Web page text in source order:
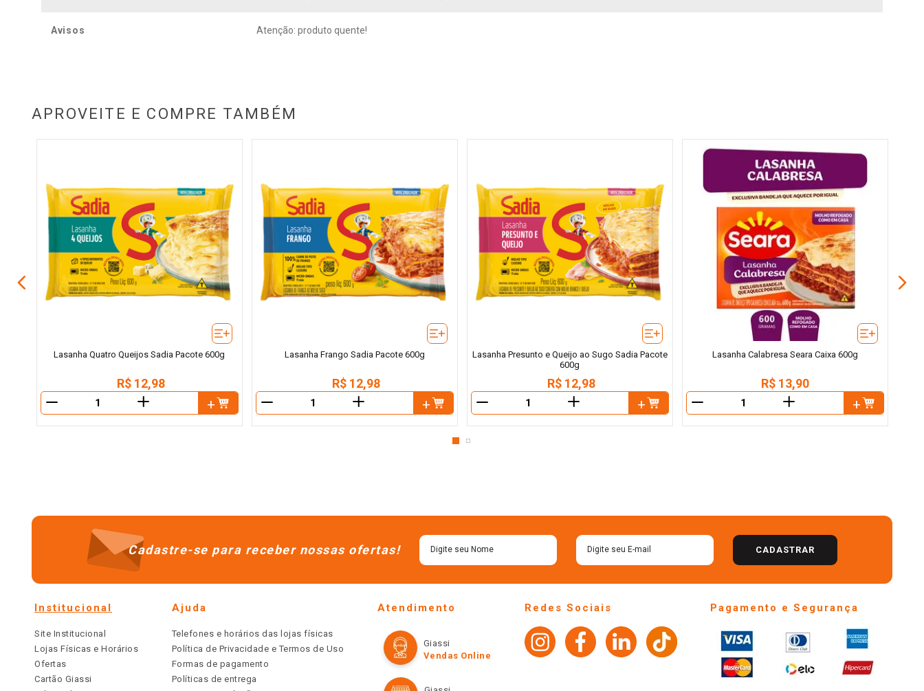
Avisos Atenção: produto quente!
APROVEITE E COMPRE TAMBÉM
Lasanha Quatro Queijos Sadia Pacote 600g
R$ 12,98
＋
Lasanha Frango Sadia Pacote 600g
R$ 12,98
＋
Lasanha Presunto e Queijo ao Sugo Sadia Pacote
600g
R$ 12,98
＋
Lasanha Calabresa Seara Caixa 600g
R$ 13,90
＋
Cadastre-se para receber nossas ofertas! CADASTRAR
Institucional
Site Institucional
Lojas Físicas e Horários
Ofertas
Cartão Giassi
Ajuda
Telefones e horários das lojas físicas
Política de Privacidade e Termos de Uso
Formas de pagamento
Políticas de entrega
Atendimento
Giassi
Vendas Online
Redes Sociais Pagamento e Segurança